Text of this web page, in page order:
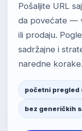
Pošaljite URL
da povećate —
ili prodaju.
sadržajne i
naredne korake.
početni pregled
bez generičkih